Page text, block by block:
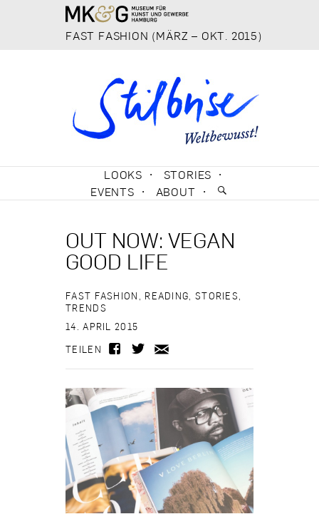
FAST FASHION (MÄRZ – OKT. 2015)
SKIP TO CONTENTLOOKS
STORIES
EVENTS
ABOUT
OUT NOW: VEGAN
GOOD LIFE
FAST FASHION , READING, STORIES,
TRENDS
14. APRIL 2015
TEILEN